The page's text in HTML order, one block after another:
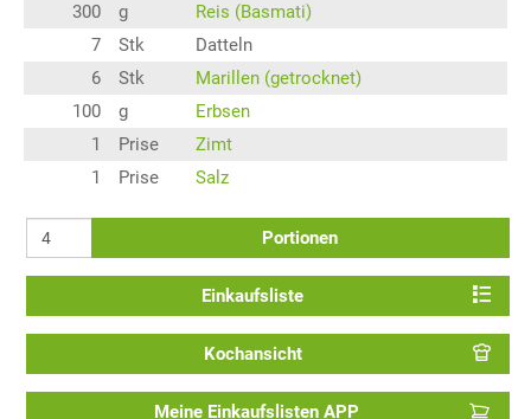
300 g
Reis (Basmati)
7
Stk
Datteln
6
Stk
Marillen (getrocknet)
100
g
Erbsen
1
Prise
Zimt
1
Prise Salz
Portionen
Einkaufsliste
Kochansicht
Meine Einkaufslisten APP